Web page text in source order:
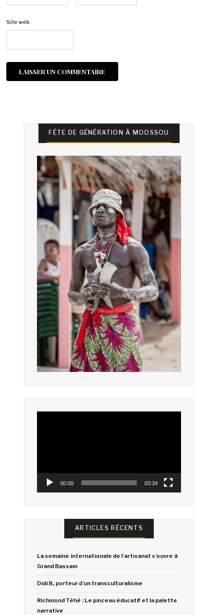
Site web
FÊTE DE GÉNÉRATION À MOOSSOU
00:00 03:34
ARTICLES RÉCENTS
La semaine internationale de l’artisanat s’ouvre à
Grand Bassam
Didi B, porteur d’un transculturalisme
Richmond Téhé : Le pinceau éducatif et la palette
narrative